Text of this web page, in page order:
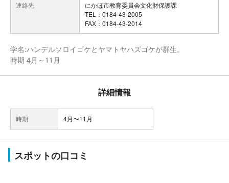
連絡先
にかほ市教育委員会文化財保護課
TEL：0184-43-2005
FAX：0184-43-2014
学名:ハンデルソロイゴケとヤマトヤハズゴケが群生。
時期 4月～11月
詳細情報
時期 4月〜11月
スポットの口コミ